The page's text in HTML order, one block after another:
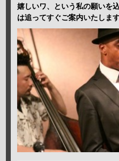
嬉しいワ、という私の願いを
は追ってすぐご案内いたします